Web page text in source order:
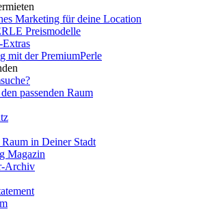
Marketing für deine Location
Preismodelle
mit der PremiumPerle
passenden Raum
in Deiner Stadt
Magazin
Archiv